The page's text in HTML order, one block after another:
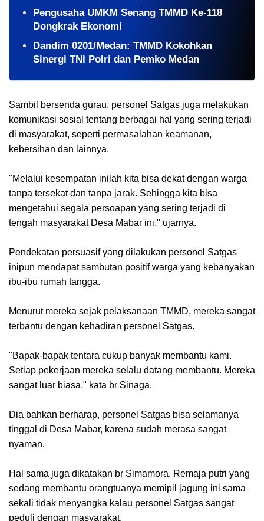
Pengusaha UMKM Senang TMMD Ke-118
Dongkrak Ekonomi
Dandim 0201/Medan: TMMD Kokohkan
Sinergi TNI Polri dan Pemko Medan
Sambil bersenda gurau, personel Satgas juga melakukan
komunikasi sosial tentang berbagai hal yang sering terjadi
di masyarakat, seperti permasalahan keamanan,
kebersihan dan lainnya.
"Melalui kesempatan inilah kita bisa dekat dengan warga
tanpa tersekat dan tanpa jarak. Sehingga kita bisa
mengetahui segala persoapan yang sering terjadi di
tengah masyarakat Desa Mabar ini," ujarnya.
Pendekatan persuasif yang dilakukan personel Satgas
inipun mendapat sambutan positif warga yang kebanyakan
ibu-ibu rumah tangga.
Menurut mereka sejak pelaksanaan TMMD, mereka sangat
terbantu dengan kehadiran personel Satgas.
"Bapak-bapak tentara cukup banyak membantu kami.
Setiap pekerjaan mereka selalu datang membantu. Mereka
sangat luar biasa," kata br Sinaga.
Dia bahkan berharap, personel Satgas bisa selamanya
tinggal di Desa Mabar, karena sudah merasa sangat
nyaman.
Hal sama juga dikatakan br Simamora. Remaja putri yang
sedang membantu orangtuanya memipil jagung ini sama
sekali tidak menyangka kalau personel Satgas sangat
peduli dengan masyarakat.